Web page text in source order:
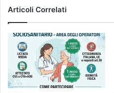
Articoli Correlati